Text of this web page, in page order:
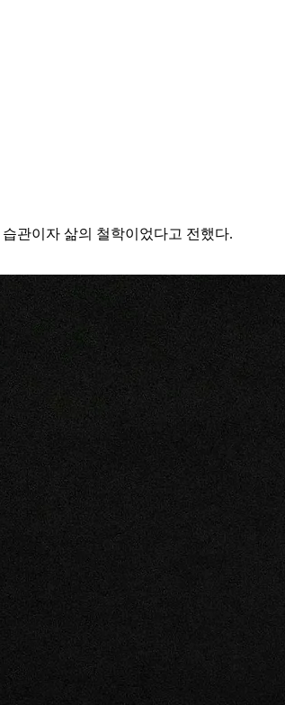
관이자 삶의 철학이었다고 전했다.